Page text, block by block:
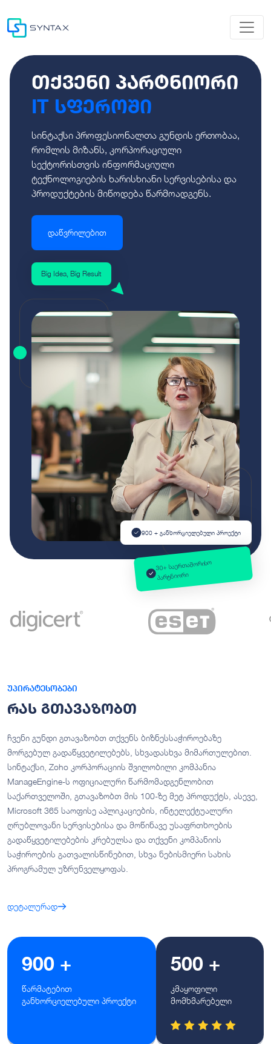
თქვენი პარტნიორი
IT სფეროში
სინტაქსი პროფესიონალთა გუნდის ერთობაა,
რომლის მიზანს, კორპორაციული
სექტორისთვის ინფორმაციული
ტექნოლოგიების ხარისხიანი სერვისებისა და
პროდუქტების მიწოდება წარმოადგენს.
დაწვრილებით
Big Idea, Big Result
900 + განხორციელებული პროექტი
30+ საერთაშორისო
პარტნიორი
უპირატესობები
რას გთავაზობთ
ჩვენი გუნდი გთავაზობთ თქვენს ბიზნესსაჭიროებაზე
მორგებულ გადაწყვეტილებებს, სხვადასხვა მიმართულებით.
სინტაქსი, Zoho კორპორაციის შვილობილი კომპანია
ManageEngine-ს ოფიციალური წარმომადგენლობით
საქართველოში, გთავაზობთ მის 100-ზე მეტ პროდუქტს, ასევე,
Microsoft 365 საოფისე აპლიკაციების, ინტელექტუალური
ღრუბლოვანი სერვისებისა და მოწინავე უსაფრთხოების
გადაწყვეტილებების კრებულსა და თქვენი კომპანიის
საჭიროების გათვალისწინებით, სხვა ნებისმიერი სახის
პროგრამულ უზრუნველყოფას.
დეტალურად
900 +
წარმატებით
განხორციელებული პროექტი
500 +
კმაყოფილი
მომხმარებელი